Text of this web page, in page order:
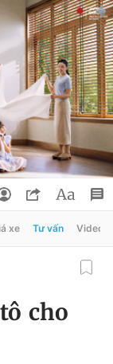
xe Tư vấn Video
cho